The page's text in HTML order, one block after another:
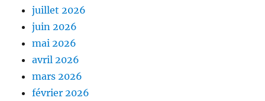
juillet 2026
juin 2026
mai 2026
avril 2026
mars 2026
février 2026